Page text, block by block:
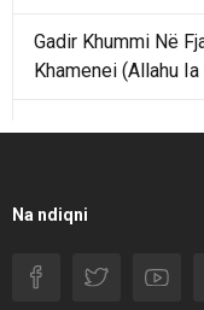
Gadir Khummi Në
Khamenei (Allahu
Një Rend Rajonal I
Filmi I Shkurtër
Na ndiqni